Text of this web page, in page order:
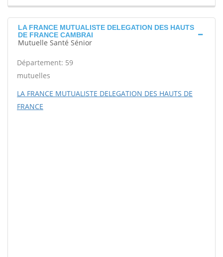
LA FRANCE MUTUALISTE DELEGATION DES HAUTS
DE FRANCE CAMBRAI
Mutuelle Santé Sénior
Département: 59
mutuelles
LA FRANCE MUTUALISTE DELEGATION DES HAUTS DE
FRANCE